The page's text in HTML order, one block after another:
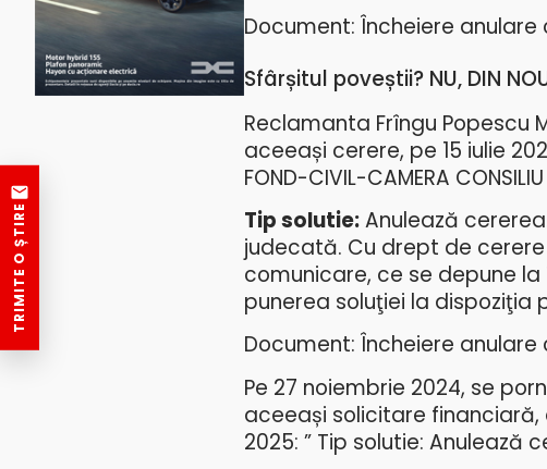
Document: Încheiere anulare
Sfârșitul poveștii? NU, DIN
Reclamanta Frîngu Popescu
aceeași cerere, pe 15 iulie
FOND-CIVIL-CAMERA CONSILIU
Tip solutie:Anulează
judecată. Cu drept de
comunicare, ce se depune la
punerea soluţiei la dispoziţia
Document: Încheiere anulare
Pe 27 noiembrie 2024, se
aceeași solicitare financiară,
2025: ” Tip solutie: Anulează
TRIMITE O ȘTIRE